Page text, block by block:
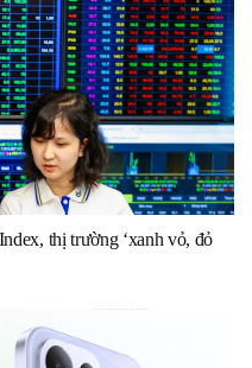
thị trường ‘xanh vỏ, đỏ